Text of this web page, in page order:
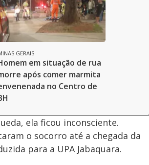
GERAIS
em situação de rua
após comer marmita
no Centro de
ela ficou inconsciente.
o socorro até a chegada da
para a UPA Jabaquara.